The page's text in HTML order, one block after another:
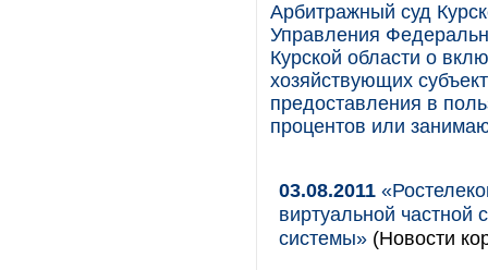
Арбитражный суд
Управления
Курской области о
хозяйствующих
предоставления в
процентов или
03.08.2011
виртуальной частной
системы» (Новости